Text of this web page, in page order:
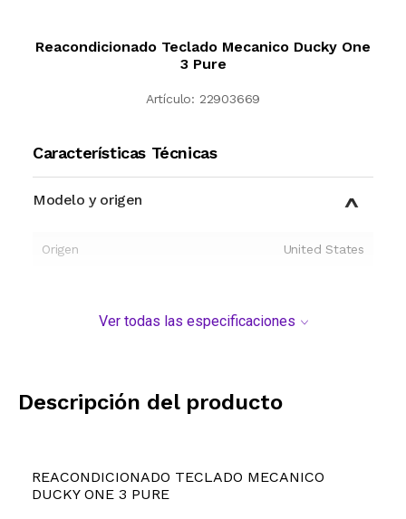
Reacondicionado Teclado Mecanico Ducky One
3 Pure
Artículo: 22903669
Características Técnicas
Modelo y origen
Origen United States
Ver todas las especificaciones
Descripción del producto
REACONDICIONADO TECLADO MECANICO
DUCKY ONE 3 PURE